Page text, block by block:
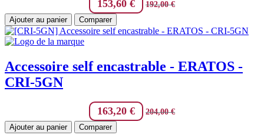
153,60 € 192,00€
Ajouter au panier
Comparer
Accessoire self encastrable - ERATOS -
CRI-5GN
163,20 € 204,00€
Ajouter au panier
Comparer